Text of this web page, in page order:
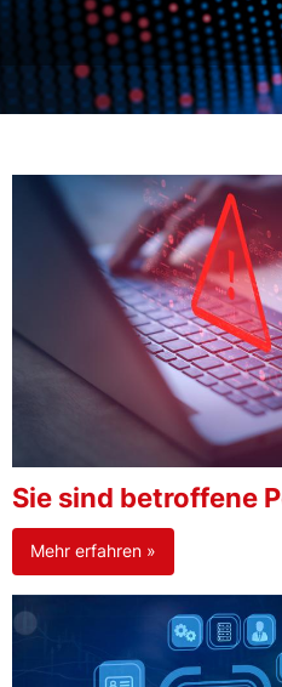
Sie sind betroffene
Mehr erfahren »